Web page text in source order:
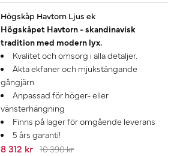
Högskåp Havtorn Ljus ek
Högskåpet Havtorn - skandinavisk
tradition med modern lyx.
Kvalitet och omsorg i alla detaljer.
Äkta ekfaner och mjukstängande
gångjärn.
Anpassad för höger- eller
vänsterhängning
Finns på lager för omgående leverans
5 års garanti!
8 312 kr 10 390 kr